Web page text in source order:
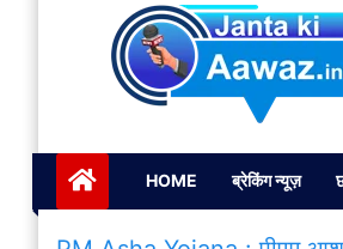
Janta ki
HOME ब्रेकिंग न्यूज़